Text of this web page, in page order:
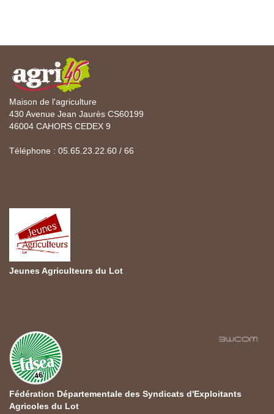
Maison de l'agriculture
430 Avenue Jean Jaurès CS60199
46004 CAHORS CEDEX 9
Téléphone : 05.65.23.22.60 / 66
Jeunes Agriculteurs du Lot
Fédération Départementale des Syndicats d'Exploitants
Agricoles du Lot